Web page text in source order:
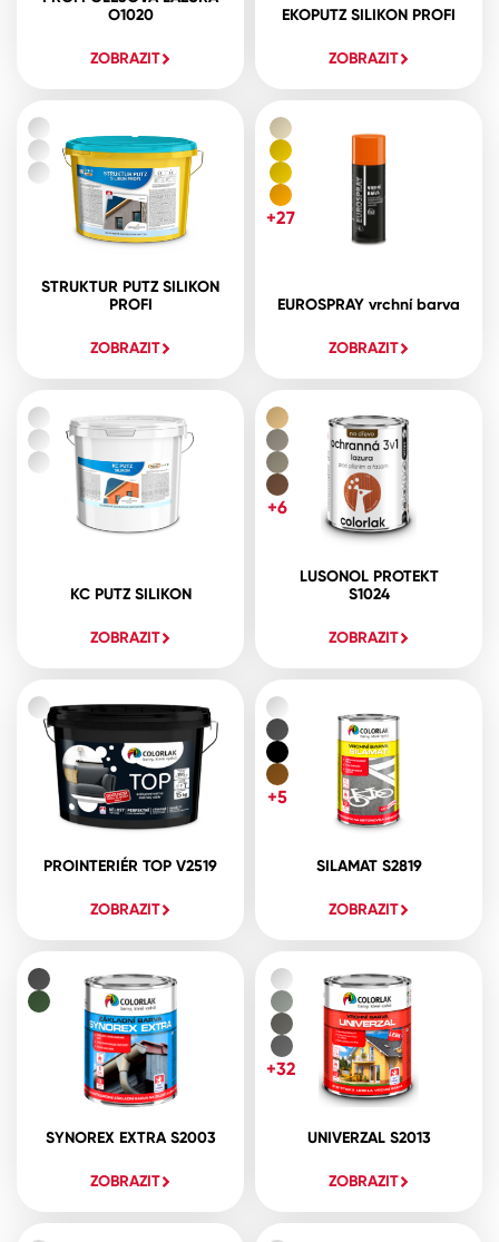
O1020
ZOBRAZIT
EKOPUTZ SILIKON PROFI
ZOBRAZIT
STRUKTUR PUTZ SILIKON
PROFI
ZOBRAZIT
EUROSPRAY vrchní barva
ZOBRAZIT
+27
KC PUTZ SILIKON
ZOBRAZIT
LUSONOL PROTEKT
S1024
ZOBRAZIT
+6
PROINTERIÉR TOP V2519
ZOBRAZIT
SILAMAT S2819
ZOBRAZIT
+5
SYNOREX EXTRA S2003
ZOBRAZIT
UNIVERZAL S2013
ZOBRAZIT
+32